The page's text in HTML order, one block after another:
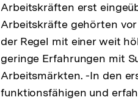
Arbeitskräften erst
Arbeitskräfte gehörten
der Regel mit einer weit
geringe Erfahrungen mit
Arbeitsmärkten. -In den
funktionsfähigen und